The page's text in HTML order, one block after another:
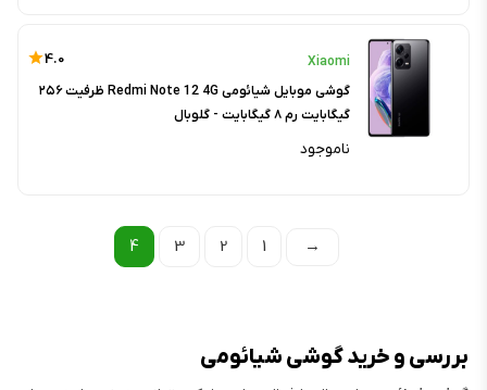
Xiaomi
4.0
گوشی موبایل شیائومی Redmi Note 12 4G ظرفیت ۲۵۶
گیگابایت رم ۸ گیگابایت - گلوبال
ناموجود
→
1
2
3
4
بررسی و خرید گوشی شیائومی